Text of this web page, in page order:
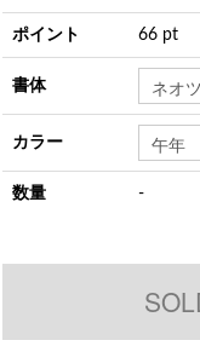
ポイント 66 pt
書体
カラー
数量 -